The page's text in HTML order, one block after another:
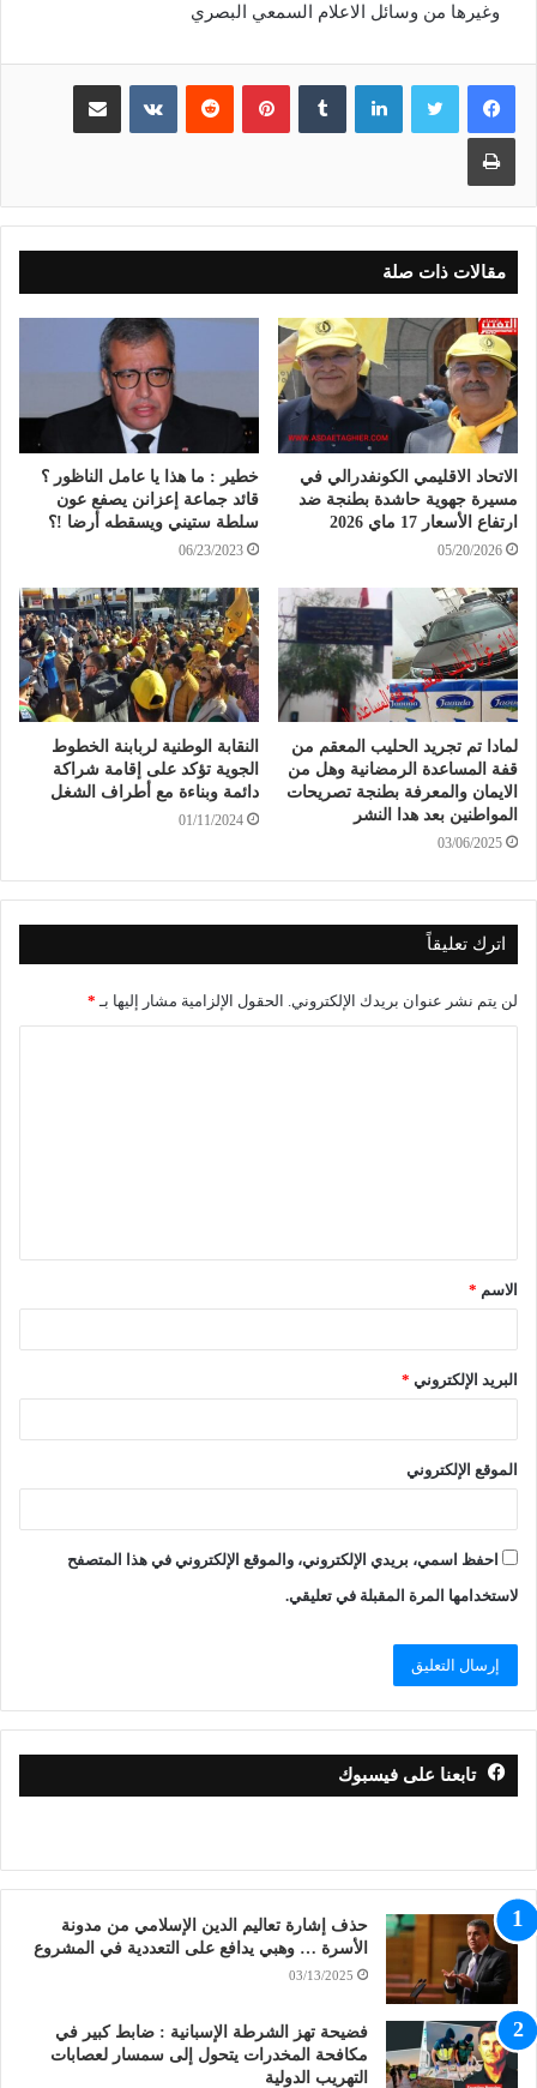
وغيرها من وسائل الاعلام السمعي البصري
لينكدإن بينتيريست مشاركة عبر البريد
طباعة
مقالات ذات صلة
الاتحاد الاقليمي الكونفدرالي في
مسيرة جهوية حاشدة بطنجة ضد
ارتفاع الأسعار 17 ماي 2026
05/20/2026
خطير : ما هذا يا عامل الناظور ؟
قائد جماعة إعزانن يصفع عون
سلطة ستيني ويسقطه أرضا !؟
06/23/2023
لمادا تم تجريد الحليب المعقم من
قفة المساعدة الرمضانية وهل من
الايمان والمعرفة بطنجة تصريحات
المواطنين بعد هدا النشر
03/06/2025
النقابة الوطنية لربابنة الخطوط
الجوية تؤكد على إقامة شراكة
دائمة وبناءة مع أطراف الشغل
01/11/2024
اترك تعليقاً
لن يتم نشر عنوان بريدك الإلكتروني. الحقول الإلزامية مشار إليها بـ *
الاسم *
البريد الإلكتروني *
الموقع الإلكتروني
احفظ اسمي، بريدي الإلكتروني، والموقع الإلكتروني في هذا المتصفح
لاستخدامها المرة المقبلة في تعليقي.
تابعنا على فيسبوك
حذف إشارة تعاليم الدين الإسلامي من مدونة
الأسرة … وهبي يدافع على التعددية في المشروع
03/13/2025
فضيحة تهز الشرطة الإسبانية : ضابط كبير في
مكافحة المخدرات يتحول إلى سمسار لعصابات
التهريب الدولية